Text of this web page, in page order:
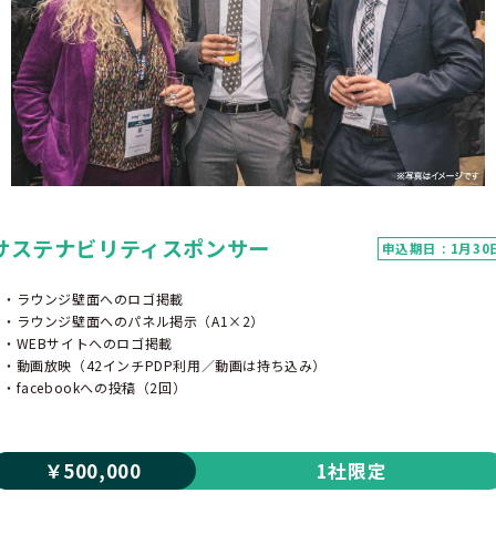
ステナビリティスポンサー 申込期日 : 1月30
・ラウンジ壁面へのロゴ掲載
・ラウンジ壁面へのパネル掲示（A1×2）
・WEBサイトへのロゴ掲載
・動画放映（42インチPDP利用／動画は持ち込み）
・facebookへの投稿（2回）
￥500,000 1社限定